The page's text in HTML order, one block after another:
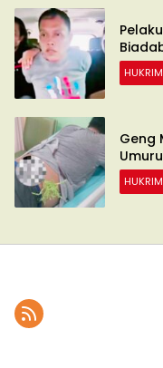
HUKRIM
Geng
HUKRIM